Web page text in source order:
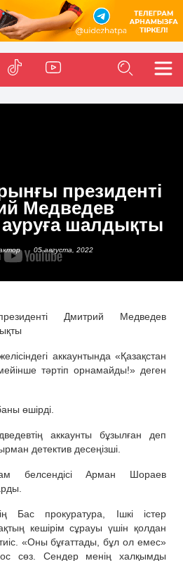
президенті
Медведев
шалдықты
05 августа, 2022
Дмитрий Медведев
аккаунтында «Қазақстан
тәртіп орнамайды!» деген
өшірді.
аккаунты бұзылған деп
детектив десеңізші.
белсендісі Арман Шораев
Бас прокуратура, Ішкі істер
кешірім сұрауы үшін қолдан
«Оны бұғаттады, бұл ол емес»
сөз. Сендер менің халқымды